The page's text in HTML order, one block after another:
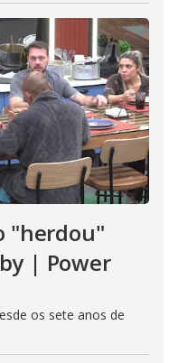
"herdou"
| Power
os sete anos de